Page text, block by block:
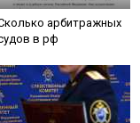
арбитражных
в рф